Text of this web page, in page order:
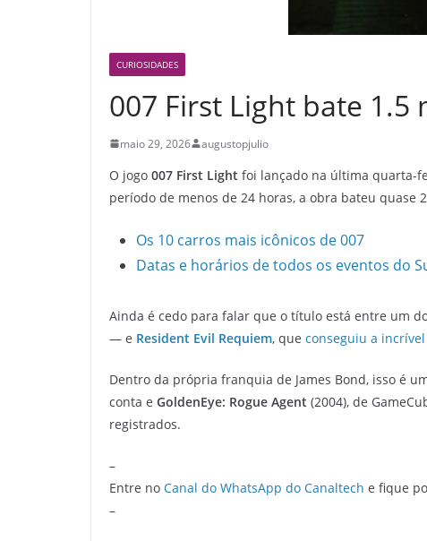
CURIOSIDADES
007 First Light bate 1.5
maio 29, 2026 augustopjulio
O jogo 007 First Light foi lançado na última quarta-
período de menos de 24 horas, a obra bateu quase
Os 10 carros mais icônicos de 007
Datas e horários de todos os eventos do
Ainda é cedo para falar que o título está entre um
— e Resident Evil Requiem, que conseguiu a
Dentro da própria franquia de James Bond, isso é
conta e GoldenEye: Rogue Agent (2004), de
registrados.
–
Entre no Canal do WhatsApp do Canaltech e fique
–